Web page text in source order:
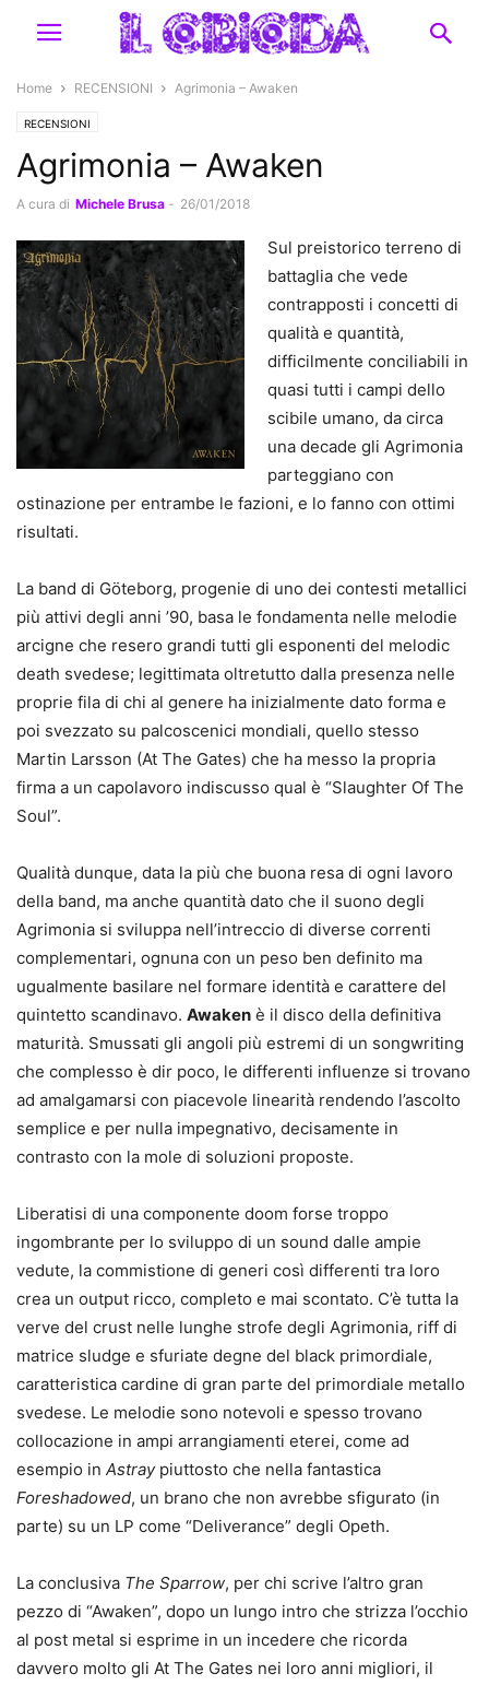
Home RECENSIONI Agrimonia – Awaken
RECENSIONI
Agrimonia – Awaken
A cura di Michele Brusa - 26/01/2018
Sul preistorico terreno di
battaglia che vede
contrapposti i concetti di
qualità e quantità,
difficilmente conciliabili in
quasi tutti i campi dello
scibile umano, da circa
una decade gli Agrimonia
parteggiano con
ostinazione per entrambe le fazioni, e lo fanno con ottimi
risultati.
La band di Göteborg, progenie di uno dei contesti metallici
più attivi degli anni ’90, basa le fondamenta nelle melodie
arcigne che resero grandi tutti gli esponenti del melodic
death svedese; legittimata oltretutto dalla presenza nelle
proprie fila di chi al genere ha inizialmente dato forma e
poi svezzato su palcoscenici mondiali, quello stesso
Martin Larsson (At The Gates) che ha messo la propria
firma a un capolavoro indiscusso qual è “Slaughter Of The
Soul”.
Qualità dunque, data la più che buona resa di ogni lavoro
della band, ma anche quantità dato che il suono degli
Agrimonia si sviluppa nell’intreccio di diverse correnti
complementari, ognuna con un peso ben definito ma
ugualmente basilare nel formare identità e carattere del
quintetto scandinavo. Awaken è il disco della definitiva
maturità. Smussati gli angoli più estremi di un songwriting
che complesso è dir poco, le differenti influenze si trovano
ad amalgamarsi con piacevole linearità rendendo l’ascolto
semplice e per nulla impegnativo, decisamente in
contrasto con la mole di soluzioni proposte.
Liberatisi di una componente doom forse troppo
ingombrante per lo sviluppo di un sound dalle ampie
vedute, la commistione di generi così differenti tra loro
crea un output ricco, completo e mai scontato. C’è tutta la
verve del crust nelle lunghe strofe degli Agrimonia, riff di
matrice sludge e sfuriate degne del black primordiale,
caratteristica cardine di gran parte del primordiale metallo
svedese. Le melodie sono notevoli e spesso trovano
collocazione in ampi arrangiamenti eterei, come ad
esempio in Astraypiuttosto che nella fantastica
Foreshadowed, un brano che non avrebbe sfigurato (in
parte) su un LP come “Deliverance” degli Opeth.
La conclusiva The Sparrow, per chi scrive l’altro gran
pezzo di “Awaken”, dopo un lungo intro che strizza l’occhio
al post metal si esprime in un incedere che ricorda
davvero molto gli At The Gates nei loro anni migliori, il